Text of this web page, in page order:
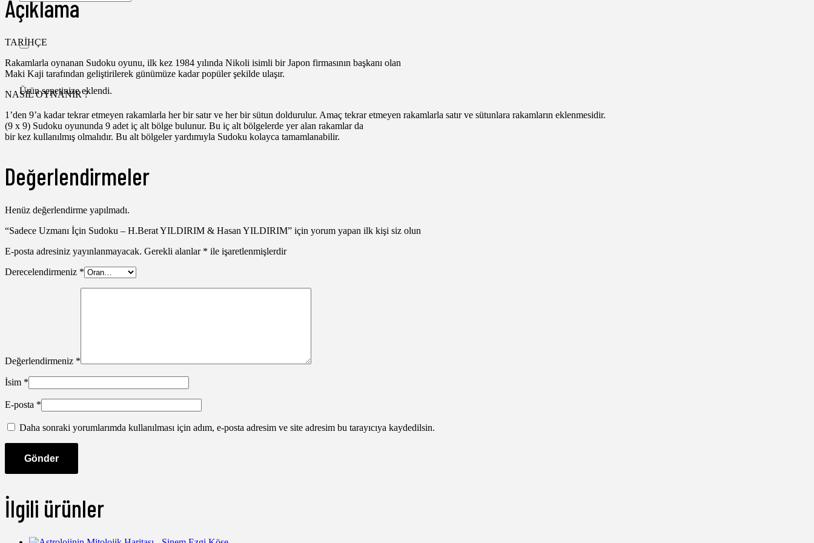
Ürünsepetinize eklendi.
Açıklama
TARİHÇE
Rakamlarla oynanan Sudoku oyunu, ilk kez 1984 yılında Nikoli isimli bir Japon firmasının başkanı olan
Maki Kaji tarafından geliştirilerek günümüze kadar popüler şekilde ulaşır.
NASIL OYNANIR ?
1’den 9’a kadar tekrar etmeyen rakamlarla her bir satır ve her bir sütun doldurulur. Amaç tekrar etmeyen rakamlarla satır ve sütunlara rakamların eklenmesidir.
(9 x 9) Sudoku oyununda 9 adet iç alt bölge bulunur. Bu iç alt bölgelerde yer alan rakamlar da
bir kez kullanılmış olmalıdır. Bu alt bölgeler yardımıyla Sudoku kolayca tamamlanabilir.
Değerlendirmeler
Henüz değerlendirme yapılmadı.
“Sadece Uzmanı İçin Sudoku – H.Berat YILDIRIM & Hasan YILDIRIM” için yorum yapan ilk kişi siz olun
E-posta adresiniz yayınlanmayacak. Gerekli alanlar * ile işaretlenmişlerdir
Derecelendirmeniz *
Değerlendirmeniz *
İsim *
E-posta *
Daha sonraki yorumlarımda kullanılması için adım, e-posta adresim ve site adresim bu tarayıcıya kaydedilsin.
İlgili ürünler